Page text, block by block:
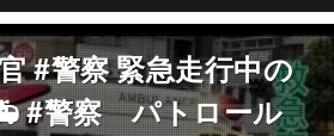
#警察 緊急走行中の
#警察 パトロール